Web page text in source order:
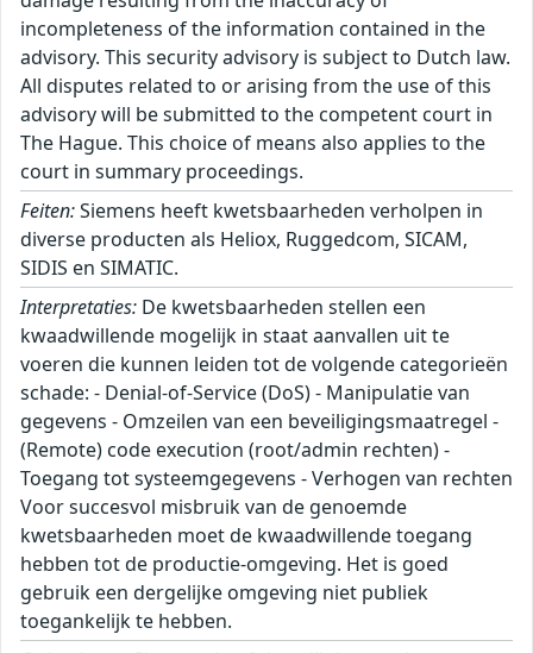
incompleteness of the information contained in the
advisory. This security advisory is subject to Dutch law.
All disputes related to or arising from the use of this
advisory will be submitted to the competent court in
The Hague. This choice of means also applies to the
court in summary proceedings.
Feiten:Siemens heeft kwetsbaarheden verholpen in
diverse producten als Heliox, Ruggedcom, SICAM,
SIDIS en SIMATIC.
Interpretaties: De kwetsbaarheden stellen een
kwaadwillende mogelijk in staat aanvallen uit te
voeren die kunnen leiden tot de volgende categorieën
schade: - Denial-of-Service (DoS) - Manipulatie van
gegevens - Omzeilen van een beveiligingsmaatregel -
(Remote) code execution (root/admin rechten) -
Toegang tot systeemgegevens - Verhogen van rechten
Voor succesvol misbruik van de genoemde
kwetsbaarheden moet de kwaadwillende toegang
hebben tot de productie-omgeving. Het is goed
gebruik een dergelijke omgeving niet publiek
toegankelijk te hebben.